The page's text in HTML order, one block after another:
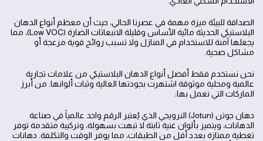
الصداقة للبيئة ميزة مهمة في عصرنا الحالي، حيث أن معظم أنواع الدهان
البلاستيكي الحديثة مائية الأساس وقليلة الانبعاثات الضارة (Low VOC)، مما
يجعلها آمنة للاستخدام في المنازل ولا تسبب روائح قوية مزعجة أو
مشاكل صحية.
نحن نستخدم فقط أفضل أنواع الدهان البلاستيكي من علامات تجارية
عالمية ومحلية موثوقة اشتهرت بجودتها العالية وثبات ألوانها. من أبرز
الماركات التي نعمل بها:
دهان جوتن (Jotun) النرويجي الذي يُعتبر الرقم واحد عالمياً في صناعة
الدهانات، ويتميز بألوان غنية ثابتة لا تبهت بسهولة، وتركيبة متقدمة توفر
تغطية ممتازة بعدد أقل من الطبقات، مما يوفر الوقت والتكلفة. دهانات